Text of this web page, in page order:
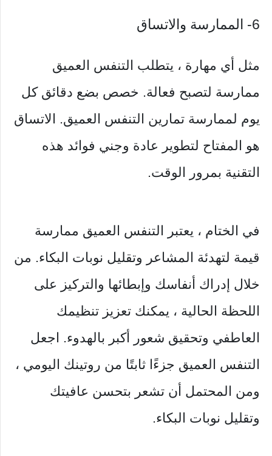
6- الممارسة والاتساق
مثل أي مهارة ، يتطلب التنفس العميق
ممارسة لتصبح فعالة. خصص بضع دقائق كل
يوم لممارسة تمارين التنفس العميق. الاتساق
هو المفتاح لتطوير عادة وجني فوائد هذه
التقنية بمرور الوقت.
في الختام ، يعتبر التنفس العميق ممارسة
قيمة لتهدئة المشاعر وتقليل نوبات البكاء. من
خلال إدراك أنفاسك وإبطائها والتركيز على
اللحظة الحالية ، يمكنك تعزيز تنظيمك
العاطفي وتحقيق شعور أكبر بالهدوء. اجعل
التنفس العميق جزءًا ثابتًا من روتينك اليومي ،
ومن المحتمل أن تشعر بتحسن عافيتك
وتقليل نوبات البكاء.